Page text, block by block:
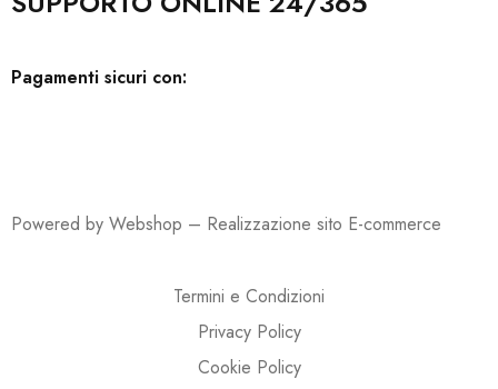
Pagamenti sicuri con:
Powered by Webshop – Realizzazione sito E-commerce
Termini e Condizioni
Privacy Policy
Cookie Policy